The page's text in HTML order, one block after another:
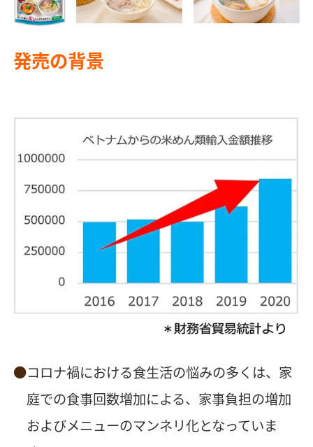
発売の背景
コロナ禍における食生活の悩みの多くは、家
庭での食事回数増加による、家事負担の増加
およびメニューのマンネリ化となっていま